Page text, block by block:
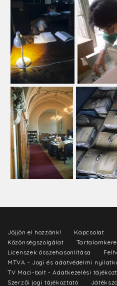
Jöjjön el hozzánk! Kapcsolat
Közönségszolgálat
Licenszek összehasonlítása
MTVA - Jogi és adatvédelmi
TV Maci-bolt - Adatkezelési
Szerzői jogi tájékoztató